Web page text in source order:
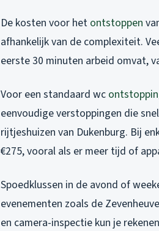
De kosten voor het ontstoppen
afhankelijk van de complexiteit.
eerste 30 minuten arbeid omvat,
Voor een standaard wc
eenvoudige verstoppingen die
rijtjeshuizen van Dukenburg. Bij
€275, vooral als er meer tijd of
Spoedklussen in de avond of
evenementen zoals de
en camera-inspectie kun je